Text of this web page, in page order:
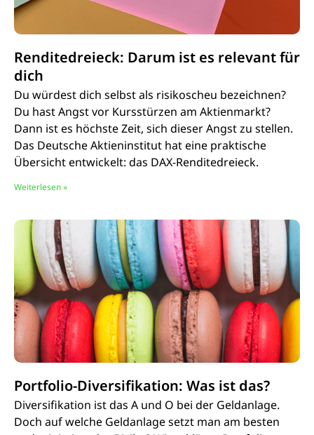
Renditedreieck: Darum ist es relevant für
dich
Du würdest dich selbst als risikoscheu bezeichnen?
Du hast Angst vor Kursstürzen am Aktienmarkt?
Dann ist es höchste Zeit, sich dieser Angst zu stellen.
Das Deutsche Aktieninstitut hat eine praktische
Übersicht entwickelt: das DAX-Renditedreieck.
Weiterlesen »
Portfolio-Diversifikation: Was ist das?
Diversifikation ist das A und O bei der Geldanlage.
Doch auf welche Geldanlage setzt man am besten